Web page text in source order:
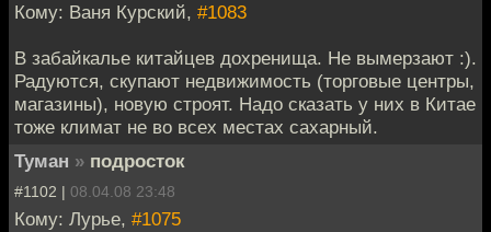
Кому: Ваня Курский, #1083
В забайкалье китайцев дохренища. Не вымерзают :).
Радуются, скупают недвижимость (торговые центры,
магазины), новую строят. Надо сказать у них в Китае
тоже климат не во всех местах сахарный.
Туман » подросток
#1102 | 08.04.08 23:48
Кому: Лурье, #1075